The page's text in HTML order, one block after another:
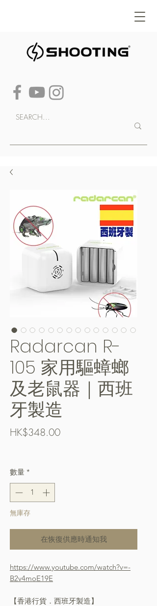
Radarcan R-
105 家用驅蟑螂
及老鼠器｜西班
牙製造
HK$348.00價
數量 *
無庫存
在恢復供應時通知我
https://www.youtube.com/watch?v=-
B2v4moE19E
【香港行貨．西班牙製造】